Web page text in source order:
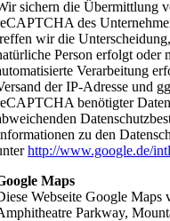
sichern die Übermittlung
des
wir die
Person erfolgt oder
Verarbeitung
der IP-Adresse und
benötigter
zu den
http://www.google.de/
Maps
Webseite Google
Parkway,